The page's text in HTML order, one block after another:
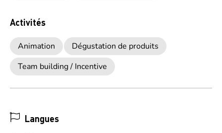
Activités
Animation
Dégustation de produits
Team building / Incentive
Langues